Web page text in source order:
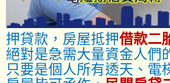
押貸款，房屋抵押借款二
絕對是急需大量資金人們
只要是個人所有透天、電